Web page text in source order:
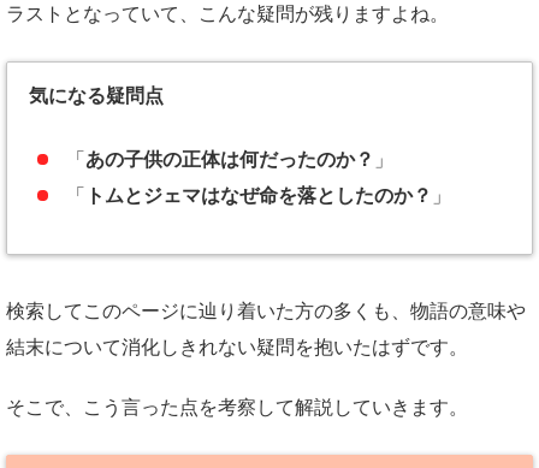
ラストとなっていて、こんな疑問が残りますよね。
気になる疑問点
「 あの子供の正体は何だったのか？ 」
「
トムとジェマはなぜ命を落としたのか？ 」
検索してこのページに辿り着いた方の多くも、物語の意味や
結末について消化しきれない疑問を抱いたはずです。
そこで、こう言った点を考察して解説していきます。